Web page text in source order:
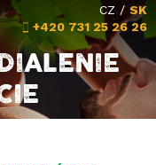
CZ/ SK
+420 731 25 26 26